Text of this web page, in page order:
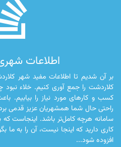
اطلاعات
بر آن شدیم تا اطلاعات مفید شهر
کلاردشت را جمع آوری کنیم. خلاء
کسب و کارهای مورد نیاز را بیابیم.
راحتی حال شما همشهریان عزیز قدمی
سامانه هرچه کامل‌تر باشد. اینجاست
کاری دارید که اینجا نیست، آن را به ما
افزوده شود...